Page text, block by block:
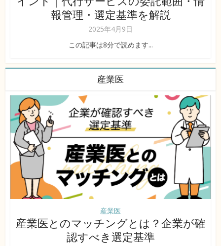
報管理・選定基準を解説
2025年4月9日
この記事は8分で読めます...
産業医
産業医
産業医とのマッチングとは？企業が確
認すべき選定基準